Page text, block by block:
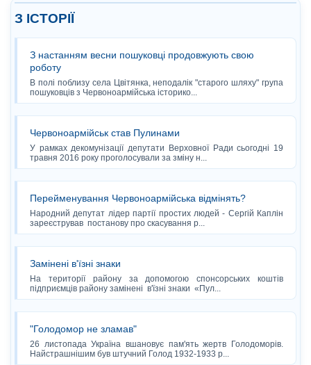
З ІСТОРІЇ
З настанням весни пошуковці продовжують свою
роботу
В полі поблизу села Цвітянка, неподалік "старого шляху" група
пошуковців з Червоноармійська історико...
Червоноармійськ став Пулинами
У рамках декомунізації депутати Верховної Ради сьогодні 19
травня 2016 року проголосували за зміну н...
Перейменування Червоноармійська відмінять?
Народний депутат лідер партії простих людей - Сергій Каплін
зареєстрував постанову про скасування р...
Замінені в'їзні знаки
На території району за допомогою спонсорських коштів
підприємців району замінені в'їзні знаки «Пул...
"Голодомор не зламав"
26 листопада Україна вшановує пам'ять жертв Голодоморів.
Найстрашнішим був штучний Голод 1932-1933 р...